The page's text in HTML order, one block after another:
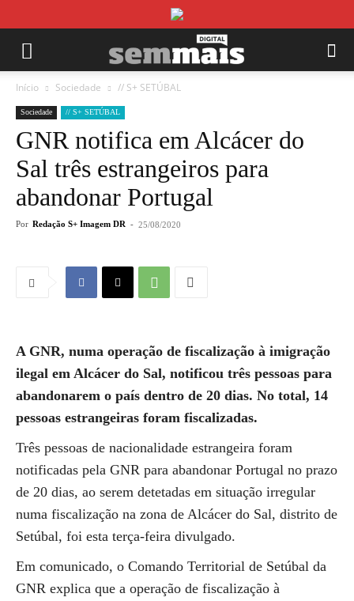
Início Sociedade // S+ SETÚBAL
Sociedade // S+ SETÚBAL
GNR notifica em Alcácer do
Sal três estrangeiros para
abandonar Portugal
Por Redação S+ Imagem DR - 25/08/2020
A GNR, numa operação de fiscalização à imigração
ilegal em Alcácer do Sal, notificou três pessoas para
abandonarem o país dentro de 20 dias. No total, 14
pessoas estrangeiras foram fiscalizadas.
Três pessoas de nacionalidade estrangeira foram
notificadas pela GNR para abandonar Portugal no prazo
de 20 dias, ao serem detetadas em situação irregular
numa fiscalização na zona de Alcácer do Sal, distrito de
Setúbal, foi esta terça-feira divulgado.
Em comunicado, o Comando Territorial de Setúbal da
GNR explica que a operação de fiscalização à